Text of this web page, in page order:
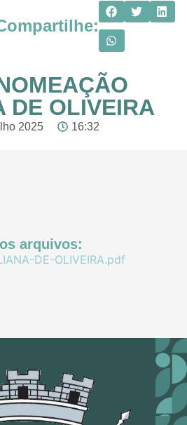
DE OLIVEIRA
2025 16:32
arquivos:
DE-OLIVEIRA.pdf